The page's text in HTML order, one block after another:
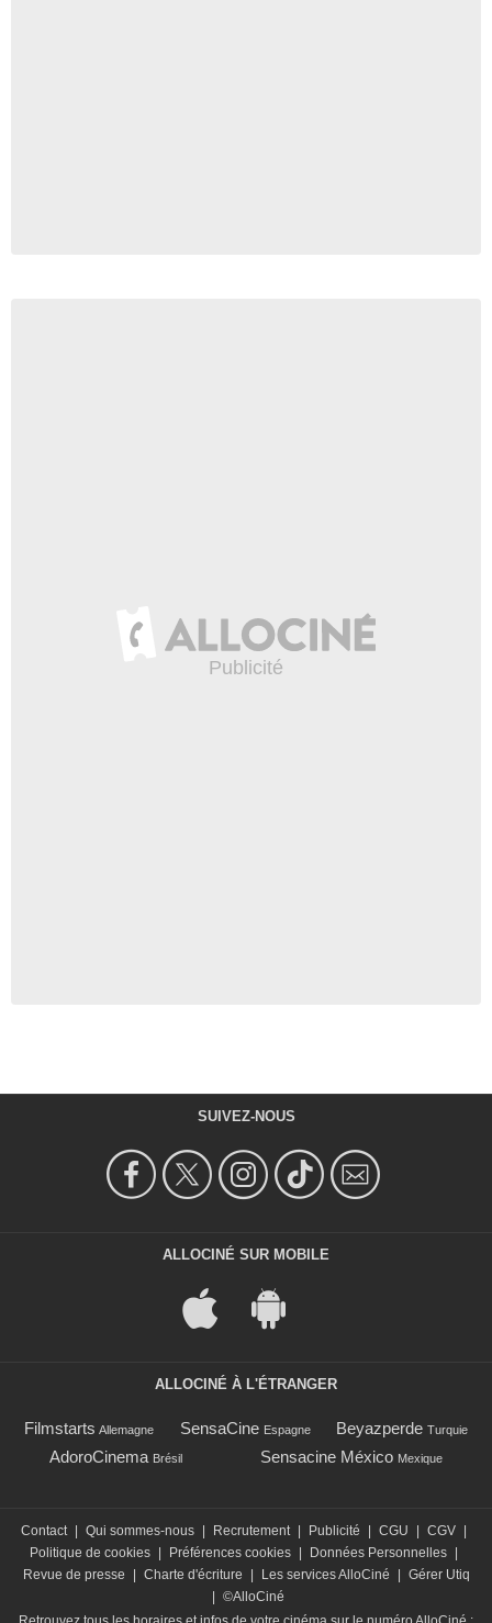
SUIVEZ-NOUS
ALLOCINÉ SUR MOBILE
ALLOCINÉ À L'ÉTRANGER
Filmstarts Allemagne SensaCine Espagne Beyazperde Turquie
AdoroCinema Brésil Sensacine México Mexique
Contact Qui sommes-nous Recrutement Publicité CGU CGV
Politique de cookies
Préférences cookies Données Personnelles
Revue de presse
Charte d'écriture Les services AlloCiné
Gérer Utiq
©AlloCiné